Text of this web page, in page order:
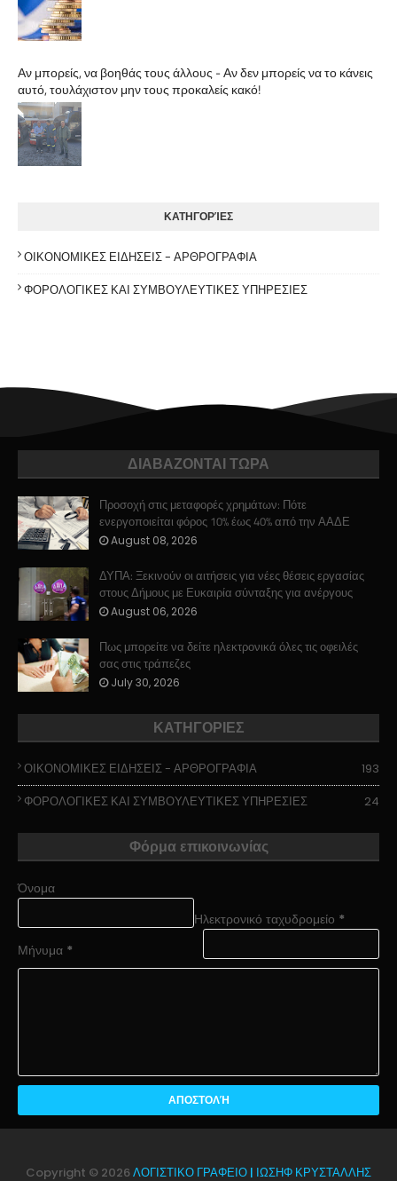
Αν μπορείς, να βοηθάς τους άλλους - Αν δεν μπορείς να το κάνεις
αυτό, τουλάχιστον μην τους προκαλείς κακό!
ΚΑΤΗΓΟΡΊΕΣ
ΟΙΚΟΝΟΜΙΚΕΣ ΕΙΔΗΣΕΙΣ - ΑΡΘΡΟΓΡΑΦΙΑ
ΦΟΡΟΛΟΓΙΚΕΣ ΚΑΙ ΣΥΜΒΟΥΛΕΥΤΙΚΕΣ ΥΠΗΡΕΣΙΕΣ
ΔΙΑΒΑΖΟΝΤΑΙ ΤΩΡΑ
Προσοχή στις μεταφορές χρημάτων: Πότε
ενεργοποιείται φόρος 10% έως 40% από την ΑΑΔΕ
August 08, 2026
ΔΥΠΑ: Ξεκινούν οι αιτήσεις για νέες θέσεις εργασίας
στους Δήμους με Ευκαιρία σύνταξης για ανέργους
August 06, 2026
Πως μπορείτε να δείτε ηλεκτρονικά όλες τις οφειλές
σας στις τράπεζες
July 30, 2026
ΚΑΤΗΓΟΡΙΕΣ
ΟΙΚΟΝΟΜΙΚΕΣ ΕΙΔΗΣΕΙΣ - ΑΡΘΡΟΓΡΑΦΙΑ
193
ΦΟΡΟΛΟΓΙΚΕΣ ΚΑΙ ΣΥΜΒΟΥΛΕΥΤΙΚΕΣ ΥΠΗΡΕΣΙΕΣ
24
Φόρμα επικοινωνίας
Όνομα
Ηλεκτρονικό ταχυδρομείο *
Μήνυμα *
Copyright © 2026ΛΟΓΙΣΤΙΚΟ ΓΡΑΦΕΙΟ | ΙΩΣΗΦ ΚΡΥΣΤΑΛΛΗΣ